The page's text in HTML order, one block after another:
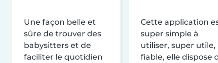
Une façon belle et
sûre de trouver des
babysitters et de
faciliter le quotidien
Cette application
super simple à
utiliser, super utile,
fiable, elle dispose